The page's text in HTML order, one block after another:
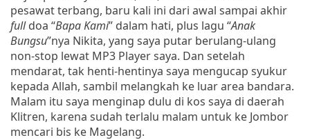
pesawat terbang, baru kali ini dari awal sampai akhir
fulldoa “Bapa Kami” dalam hati, plus lagu “Anak
Bungsu”nya Nikita, yang saya putar berulang-ulang
non-stop lewat MP3 Player saya. Dan setelah
mendarat, tak henti-hentinya saya mengucap syukur
kepada Allah, sambil melangkah ke luar area bandara.
Malam itu saya menginap dulu di kos saya di daerah
Klitren, karena sudah terlalu malam untuk ke Jombor
mencari bis ke Magelang.